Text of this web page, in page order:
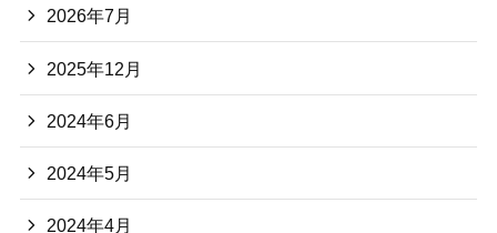
2026年7月
2025年12月
2024年6月
2024年5月
2024年4月